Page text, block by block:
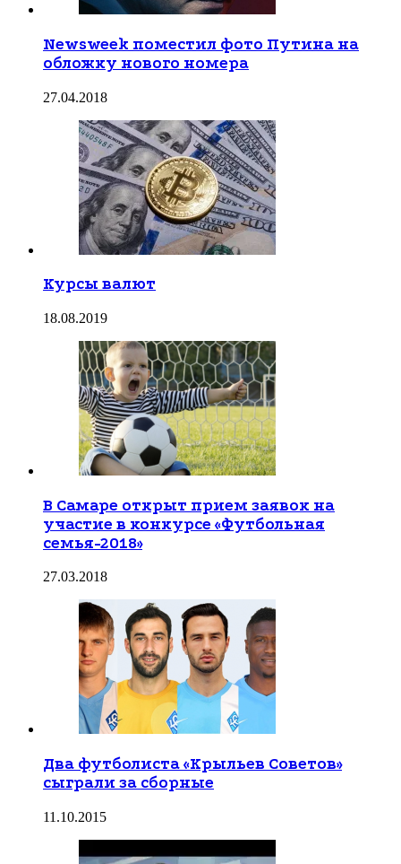
Newsweek поместил фото Путина на
обложку нового номера
27.04.2018
Курсы валют
18.08.2019
В Самаре открыт прием заявок на
участие в конкурсе «Футбольная
семья-2018»
27.03.2018
Два футболиста «Крыльев Советов»
сыграли за сборные
11.10.2015